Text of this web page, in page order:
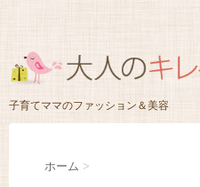
子育てママのファッション＆美容
ホーム >